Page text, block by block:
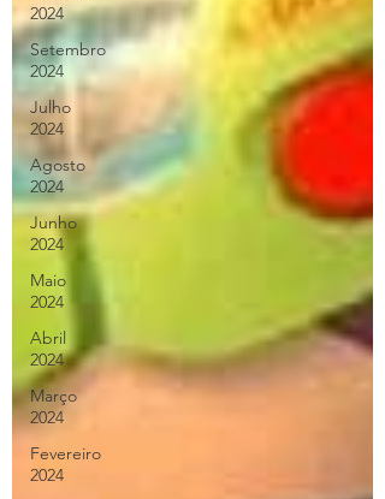
2024
Setembro
2024
Julho
2024
Agosto
2024
Junho
2024
Maio
2024
Abril
2024
Março
2024
Fevereiro
2024